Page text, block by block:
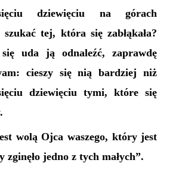
dziewięciu na górach
tej, która się zabłąkała?
uda ją odnaleźć, zaprawdę
cieszy się nią bardziej niż
dziewięciu tymi, które się
wolą Ojca waszego, który jest
zginęło jedno z tych małych”.